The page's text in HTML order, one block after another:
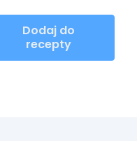
Dodaj do
recepty